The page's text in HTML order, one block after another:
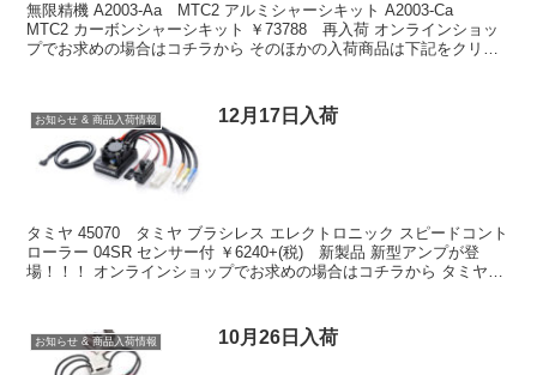
無限精機 A2003-Aa MTC2 アルミシャーシキット A2003-Ca
MTC2 カーボンシャーシキット ￥73788 再入荷 オンラインショッ
プでお求めの場合はコチラから そのほかの入荷商品は下記をクリッ
お知らせ & 商品入荷情報 12月17日入荷
タミヤ 45070 タミヤ ブラシレス エレクトロニック スピードコント
ローラー 04SR センサー付 ￥6240+(税) 新製品 新型アンプが登
場！！！ オンラインショップでお求めの場合はコチラから タミヤ
お知らせ & 商品入荷情報 10月26日入荷